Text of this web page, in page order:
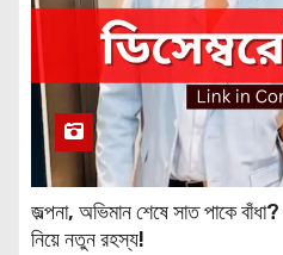
জল্পনা, অভিমান শেষে সাত পাকে
নিয়ে নতুন রহস্য!